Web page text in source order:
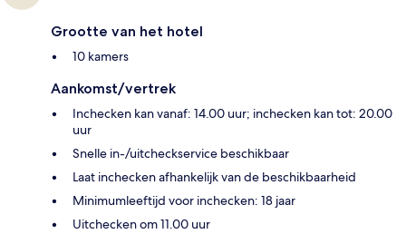
Grootte van het hotel
10 kamers
Aankomst/vertrek
Inchecken kan vanaf: 14.00 uur; inchecken kan tot: 20.00
uur
Snelle in-/uitcheckservice beschikbaar
Laat inchecken afhankelijk van de beschikbaarheid
Minimumleeftijd voor inchecken: 18 jaar
Uitchecken om 11.00 uur